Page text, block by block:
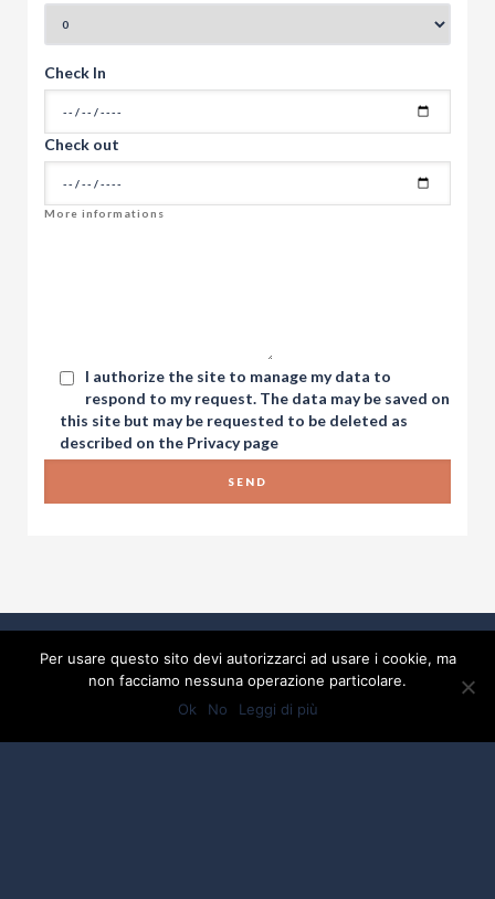
Check In
Check out
I authorize the site to manage my data to
respond to my request. The data may be saved on
this site but may be requested to be deleted as
described on the Privacypage
Per usare questo sito devi autorizzarci ad usare i cookie, ma
non facciamo nessuna operazione particolare.
Ok
No Leggi di più